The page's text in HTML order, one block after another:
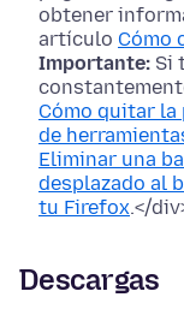
obtener
artículo Cómo
Importante: Si
Cómo quitar la
de
Eliminar una
desplazado al
tu Firefox.</
Descargas